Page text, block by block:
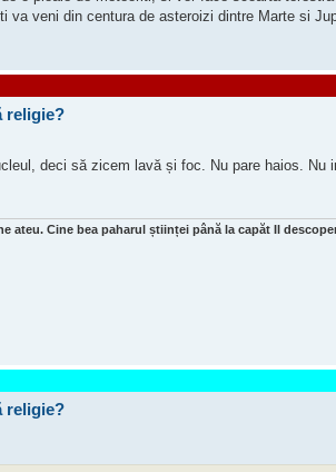
va veni din centura de asteroizi dintre Marte si
religie?
deci să zicem lavă și foc. Nu pare haios. Nu
ateu. Cine bea paharul științei până la capăt Il
religie?